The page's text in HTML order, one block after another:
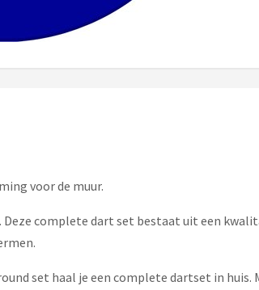
voor de muur.
complete dart set bestaat uit een
set haal je een complete dartset in